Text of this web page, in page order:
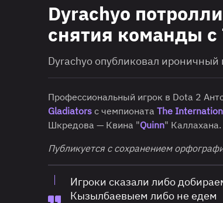
Dyrachyo
снятия команды
Dyrachyo опубликовал
Профессиональный игрок в Dota 2
Gladiators с чемпионата The
Шкредова — Квина "Quinn"
Публикуется с сохранением
Игроки сказали либо
Кызылбаевыем либо не едем